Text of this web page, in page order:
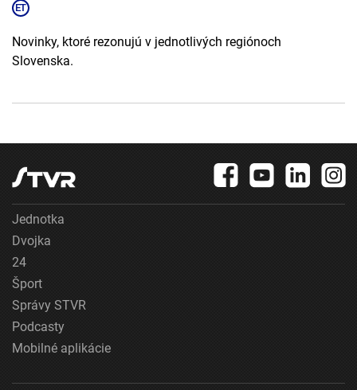
Novinky, ktoré rezonujú v jednotlivých regiónoch
Slovenska.
Jednotka
Dvojka
24
Šport
Správy STVR
Podcasty
Mobilné aplikácie